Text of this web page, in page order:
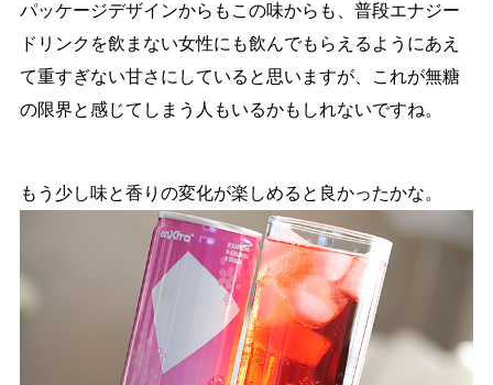
パッケージデザインからもこの味からも、普段エナジー
ドリンクを飲まない女性にも飲んでもらえるようにあえ
て重すぎない甘さにしていると思いますが、これが無糖
の限界と感じてしまう人もいるかもしれないですね。
もう少し味と香りの変化が楽しめると良かったかな。